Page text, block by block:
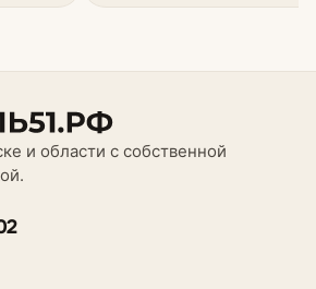
и области с собственной